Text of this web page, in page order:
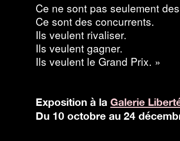
Ce ne sont pas seulement
Ce sont des concurrents.
Ils veulent rivaliser.
Ils veulent gagner.
Ils veulent le Grand Prix. »
Exposition à la Galerie
Du 10 octobre au 24